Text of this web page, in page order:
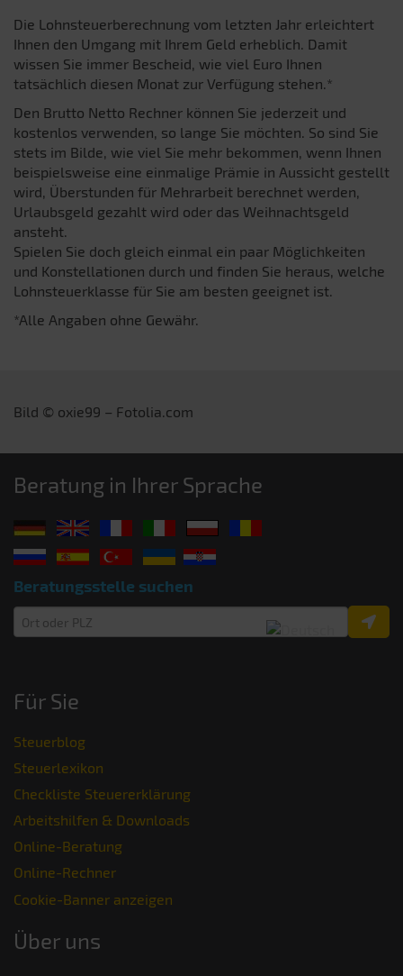
Die Lohnsteuerberechnung vom letzten Jahr erleichtert
Ihnen den Umgang mit Ihrem Geld erheblich. Damit
wissen Sie immer Bescheid, wie viel Euro Ihnen
tatsächlich diesen Monat zur Verfügung stehen.*
Den Brutto Netto Rechner können Sie jederzeit und
kostenlos verwenden, so lange Sie möchten. So sind Sie
stets im Bilde, wie viel Sie mehr bekommen, wenn Ihnen
beispielsweise eine einmalige Prämie in Aussicht gestellt
wird, Überstunden für Mehrarbeit berechnet werden,
Urlaubsgeld gezahlt wird oder das Weihnachtsgeld
ansteht.
Spielen Sie doch gleich einmal ein paar Möglichkeiten
und Konstellationen durch und finden Sie heraus, welche
Lohnsteuerklasse für Sie am besten geeignet ist.
*Alle Angaben ohne Gewähr.
Bild © oxie99 – Fotolia.com
Beratung in Ihrer Sprache
Beratungsstelle suchen
Für Sie
Steuerblog
Steuerlexikon
Checkliste Steuererklärung
Arbeitshilfen & Downloads
Online-Beratung
Online-Rechner
Cookie-Banner anzeigen
Über uns